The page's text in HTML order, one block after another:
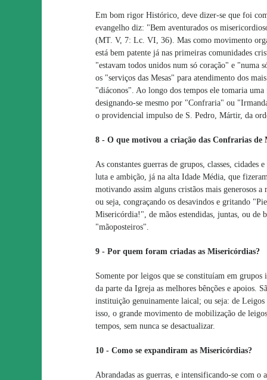
Em bom rigor Histórico, deve dizer-se que foi
evangelho diz: "Bem aventurados os
(MT. V, 7: Lc. VI, 36). Mas como movimento
está bem patente já nas primeiras comunidades
"estavam todos unidos num só coração" e
os "serviços das Mesas" para atendimento dos
"diáconos". Ao longo dos tempos ele tomaria
designando-se mesmo por "Confraria" ou
o providencial impulso de S. Pedro, Mártir, da
8 - O que motivou a criação das Confrarias de
As constantes guerras de grupos, classes, cidades
luta e ambição, já na alta Idade Média, que
motivando assim alguns cristãos mais generosos
ou seja, congraçando os desavindos e gritando
Misericórdia!", de mãos estendidas, juntas, ou de
"mãoposteiros".
9 - Por quem foram criadas as Misericórdias?
Somente por leigos que se constituíam em
da parte da Igreja as melhores bênções e apoios.
instituição genuinamente laical; ou seja: de
isso, o grande movimento de mobilização de
tempos, sem nunca se desactualizar.
10 - Como se expandiram as Misericórdias?
Abrandadas as guerras, e intensificando-se com o